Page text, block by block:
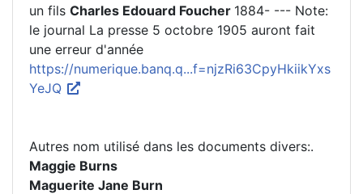
un fils Charles Edouard Foucher 1884- --- Note:
le journal La presse 5 octobre 1905 auront fait
une erreur d'année
https://numerique.banq.q...f=njzRi63CpyHkiikYxs
YeJQ
Autres nom utilisé dans les documents divers:.
Maggie Burns
Maguerite Jane Burn